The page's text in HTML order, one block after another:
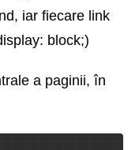
iar fiecare link
block;)
a paginii, în